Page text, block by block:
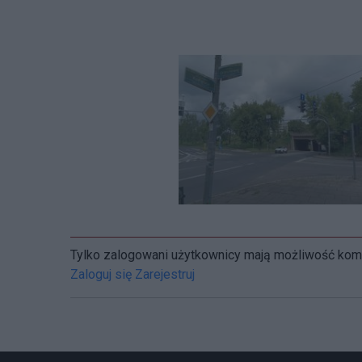
Tylko zalogowani użytkownicy mają możliwość
Zaloguj się Zarejestruj